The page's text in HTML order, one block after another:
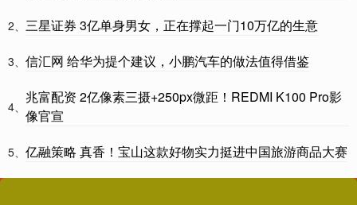
2、 三星证券 3亿单身男女，正在撑起一门10万亿的生意
3、 信汇网 给华为提个建议，小鹏汽车的做法值得借鉴
4、
兆富配资 2亿像素三摄+250px微距！REDMI K100 Pro影
像官宣
5、 亿融策略 真香！宝山这款好物实力挺进中国旅游商品大赛